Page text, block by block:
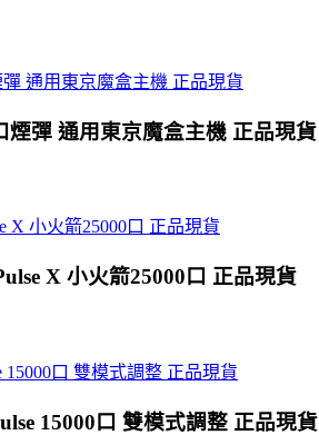
煙彈 通用東京魔盒主機 正品現貨
X 小火箭25000口 正品現貨
15000口 雙模式調整 正品現貨